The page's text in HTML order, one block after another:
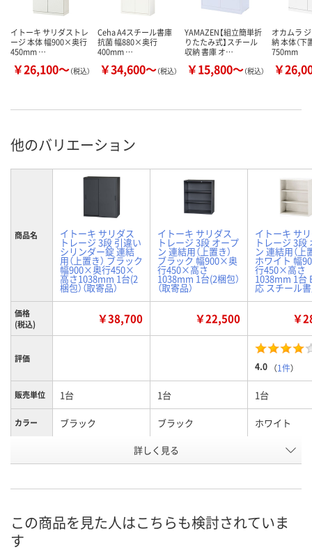
イトーキ サリダストレ
ージ 本体 幅900×奥行
450mm …
￥26,100～（税込）
Ceha A4スチール書庫
抗菌 幅880×奥行
400mm …
￥34,600～（税込）
YAMAZEN【組立簡単折
りたたみ式】スチール
収納 書庫 オ…
￥15,800～（税込）
オカムラ
納 本体（下
750mm
￥
他のバリエーション
商品名 イトーキ サリダス
トレージ 3段 引違い
シリンダー錠 連結
用（上置き） ブラック
幅900×奥行450×
高さ1038mm 1台(2
梱包）（取寄品）
イトーキ サリダス
トレージ 3段 オープ
ン 連結用（上置き）
ブラック 幅900×奥
行450×高さ
1038mm 1台(2梱包）
（取寄品）
イトーキ サ
トレージ 3段
ン 連結用（上
ホワイト 幅
行450×高さ
1038mm 1台
応 スチール
価格
(税込)
￥38,700 ￥22,500 ￥
評価
4.0 （1件）
販売単位 1台 1台 1台
カラー ブラック ブラック ホワイト
1038mm 1038mm
号
在庫
詳しく見る
この商品を見た人はこちらも検討されていま
す